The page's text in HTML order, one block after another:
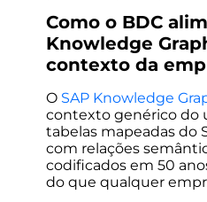
Como o BDC
Knowledge
contexto da
O SAP Knowledge
contexto genérico do
tabelas mapeadas do
com relações
codificados em 50
do que qualquer